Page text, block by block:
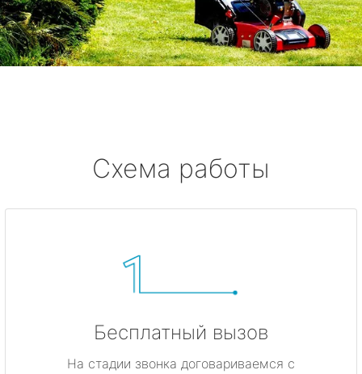
Схема работы
Бесплатный вызов
На стадии звонка договариваемся с